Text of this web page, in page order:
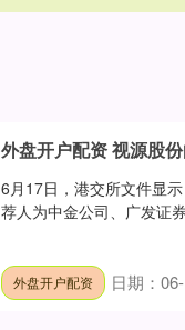
外盘开户配资 视源股
6月17日，港交所文件显
荐人为中金公司、广发证
外盘开户配资 日期：